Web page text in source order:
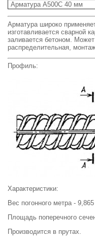
Арматура А500С 40 мм
Арматура широко
изготавливается сварной
заливается бетоном.
распределительная,
Профиль:
Характеристики:
Вес погонного метра - 9,865
Площадь поперечного
Производится в прутах.